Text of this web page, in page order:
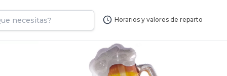
Horarios y valores de reparto